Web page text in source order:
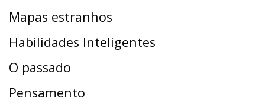
Mapas estranhos
Habilidades Inteligentes
O passado
Pensamento